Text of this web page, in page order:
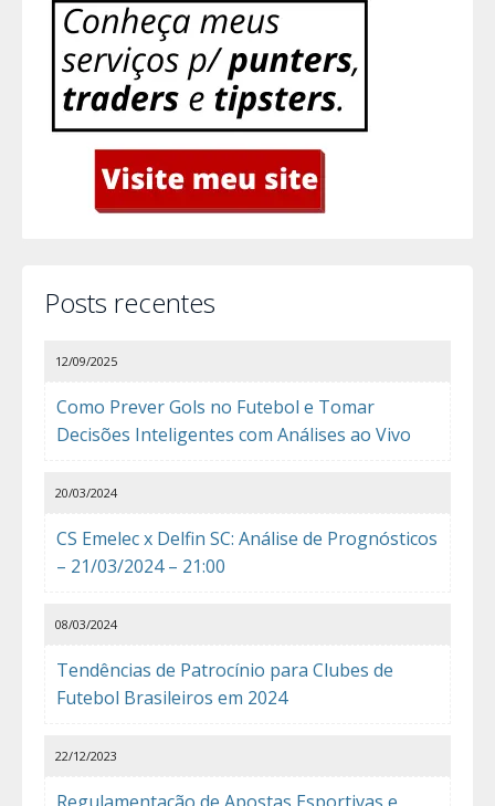
Posts recentes
Como Prever Gols no Futebol e Tomar
Decisões Inteligentes com Análises ao Vivo
12/09/2025
CS Emelec x Delfin SC: Análise de Prognósticos
– 21/03/2024 – 21:00
20/03/2024
Tendências de Patrocínio para Clubes de
Futebol Brasileiros em 2024
08/03/2024
22/12/2023